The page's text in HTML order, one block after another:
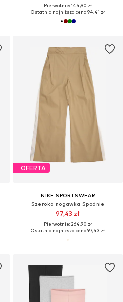
Pierwotnie: 144,90 zł
Ostatnia najniższa cena:94,41 zł
OFERTA
NIKE SPORTSWEAR
Szeroka nogawka Spodnie
97,43 zł
Pierwotnie: 264,90 zł
Ostatnia najniższa cena:97,43 zł